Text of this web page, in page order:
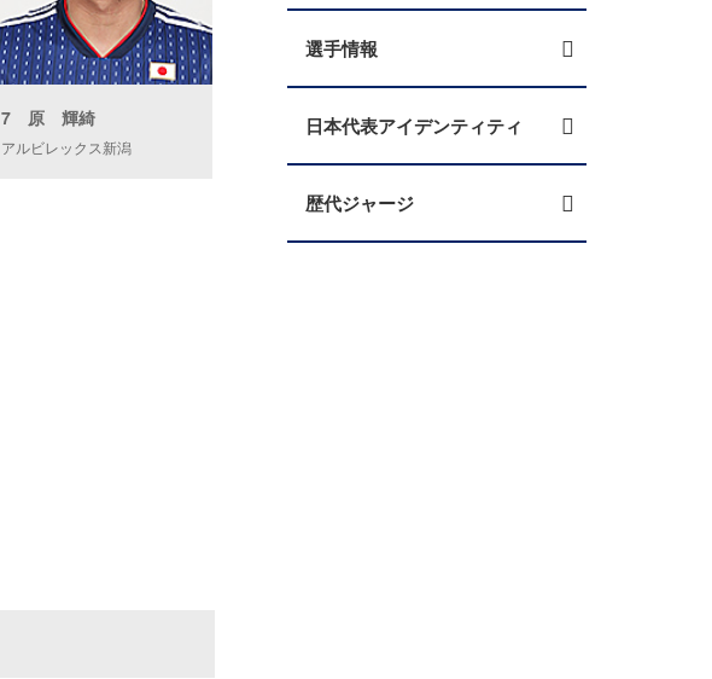
7 原 輝綺
アルビレックス新潟
選手情報
日本代表アイデンティティ
歴代ジャージ